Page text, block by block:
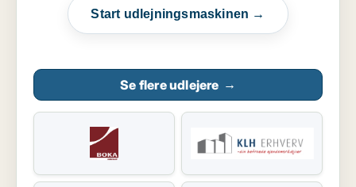
Start udlejningsmaskinen →
Se flere udlejere →